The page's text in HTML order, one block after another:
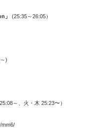
」 (25:35～26:05）
)
～、火・木 25:23〜）
mm6/